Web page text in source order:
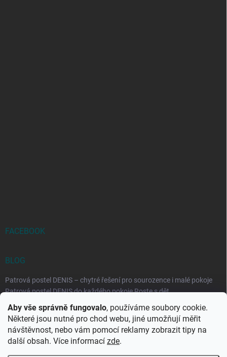
Aby vše správně fungovalo, používáme soubory cookie.
Některé jsou nutné pro chod webu, jiné umožňují měřit
návštěvnost, nebo vám pomocí reklamy zobrazit tipy na
další obsah. Více informací zde.
FACEBOOK
BLOG
Patrová postel DENIS – chytré řešení pro sourozence i malé pokoje
Patrová postel DENIS do každého pokoje Roste s dět...
Rozkládací postele RELAX – ideální řešení pro malé prostory i
každodenní spaní
Rozkládací postel, která se přizpůsobí vašemu živo...